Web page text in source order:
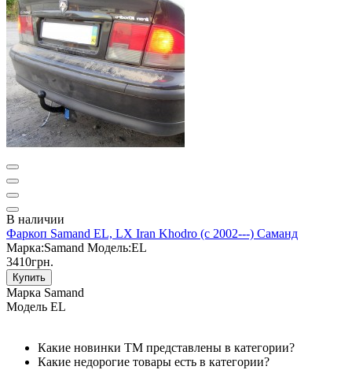
В наличии
Фаркоп Samand EL, LX Iran Khodro (c 2002---) Саманд
Марка:Samand Модель:EL
3410грн.
Купить
Марка Samand
Модель EL
Какие новинки ТМ представлены в категории?
Какие недорогие товары есть в категории?